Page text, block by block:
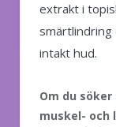
extrakt i
smärtlindring
intakt hud.
Om du
muskel- och